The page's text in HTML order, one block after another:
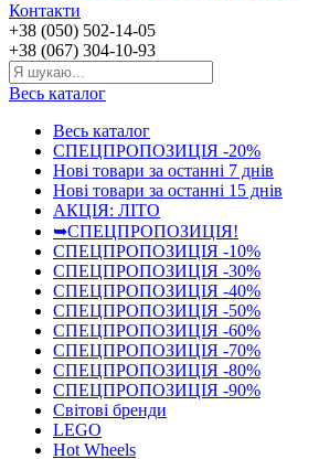
Контакти
+38 (050) 502-14-05
+38 (067) 304-10-93
Весь каталог
Весь каталог
СПЕЦПРОПОЗИЦІЯ -20%
Нові товари за останнi 7 днiв
Нові товари за останнi 15 днiв
АКЦІЯ: ЛІТО
➥СПЕЦПРОПОЗИЦІЯ!
СПЕЦПРОПОЗИЦІЯ -10%
СПЕЦПРОПОЗИЦІЯ -30%
СПЕЦПРОПОЗИЦІЯ -40%
СПЕЦПРОПОЗИЦІЯ -50%
СПЕЦПРОПОЗИЦІЯ -60%
СПЕЦПРОПОЗИЦІЯ -70%
СПЕЦПРОПОЗИЦІЯ -80%
СПЕЦПРОПОЗИЦІЯ -90%
Світові бренди
LEGO
Hot Wheels